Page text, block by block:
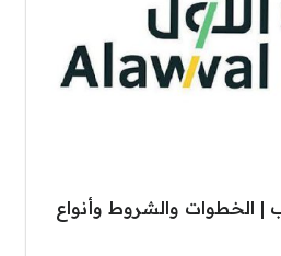
| الخطوات والشروط وأنواع